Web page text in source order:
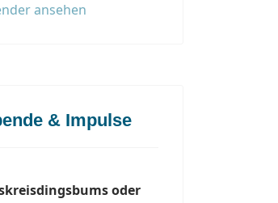
ansehen
& Impulse
oder